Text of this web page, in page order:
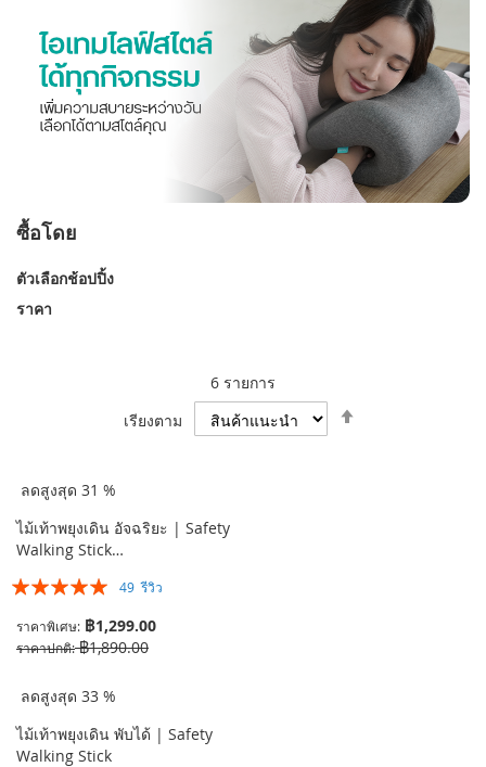
6 รายการ
เรียงตาม
ลดสูงสุด 31 %
ไม้เท้าพยุงเดิน อัจฉริยะ | Safety
Walking Stick…
อันดับ:
49รีวิว
ราคาพิเศษ ฿1,299.00
ราคาปกติ ฿1,890.00
ลดสูงสุด 33 %
ไม้เท้าพยุงเดิน พับได้ | Safety
Walking Stick
ซื้อโดย
ตัวเลือกช้อปปิ้ง
ราคา